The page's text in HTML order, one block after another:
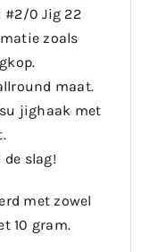
#2/0 Jig 22
zoals
maat.
jighaak met
de slag!
met zowel
10 gram.